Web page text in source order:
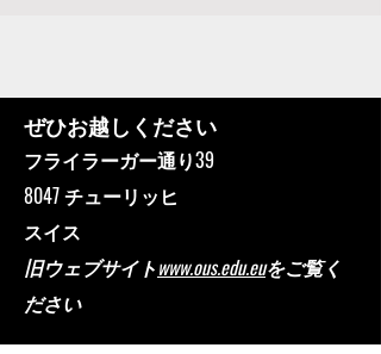
ぜひお越しください
フライラーガー通り39
8047 チューリッヒ
スイス
旧ウェブサイトwww.ous.edu.euをご覧く
ださい